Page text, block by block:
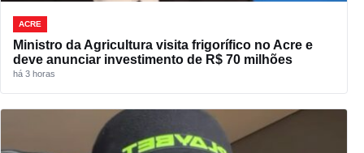
ACRE
Ministro da Agricultura visita frigorífico no Acre e
deve anunciar investimento de R$ 70 milhões
há 3 horas